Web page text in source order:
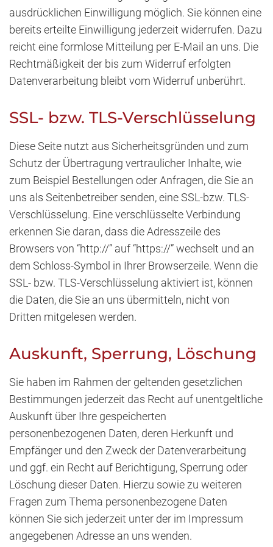
ausdrücklichen Einwilligung möglich. Sie können eine
bereits erteilte Einwilligung jederzeit widerrufen. Dazu
reicht eine formlose Mitteilung per E-Mail an uns. Die
Rechtmäßigkeit der bis zum Widerruf erfolgten
Datenverarbeitung bleibt vom Widerruf unberührt.
SSL- bzw. TLS-Verschlüsselung
Diese Seite nutzt aus Sicherheitsgründen und zum
Schutz der Übertragung vertraulicher Inhalte, wie
zum Beispiel Bestellungen oder Anfragen, die Sie an
uns als Seitenbetreiber senden, eine SSL-bzw. TLS-
Verschlüsselung. Eine verschlüsselte Verbindung
erkennen Sie daran, dass die Adresszeile des
Browsers von “http://” auf “https://” wechselt und an
dem Schloss-Symbol in Ihrer Browserzeile. Wenn die
SSL- bzw. TLS-Verschlüsselung aktiviert ist, können
die Daten, die Sie an uns übermitteln, nicht von
Dritten mitgelesen werden.
Auskunft, Sperrung, Löschung
Sie haben im Rahmen der geltenden gesetzlichen
Bestimmungen jederzeit das Recht auf unentgeltliche
Auskunft über Ihre gespeicherten
personenbezogenen Daten, deren Herkunft und
Empfänger und den Zweck der Datenverarbeitung
und ggf. ein Recht auf Berichtigung, Sperrung oder
Löschung dieser Daten. Hierzu sowie zu weiteren
Fragen zum Thema personenbezogene Daten
können Sie sich jederzeit unter der im Impressum
angegebenen Adresse an uns wenden.